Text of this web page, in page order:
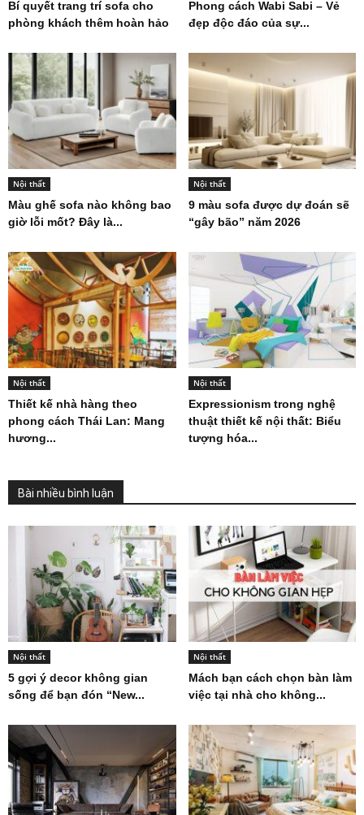
Bí quyết trang trí sofa cho
phòng khách thêm hoàn hảo
Phong cách Wabi Sabi – Vẻ
đẹp độc đáo của sự...
Nội thất
Màu ghế sofa nào không bao
giờ lỗi mốt? Đây là...
Nội thất
9 màu sofa được dự đoán sẽ
“gây bão” năm 2026
Nội thất
Thiết kế nhà hàng theo
phong cách Thái Lan: Mang
hương...
Nội thất
Expressionism trong nghệ
thuật thiết kế nội thất: Biểu
tượng hóa...
Bài nhiều bình luận
Nội thất
5 gợi ý decor không gian
sống để bạn đón “New...
Nội thất
Mách bạn cách chọn bàn làm
việc tại nhà cho không...